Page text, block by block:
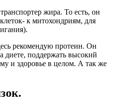
жира. То есть, он
к митохондриям, для
рекомендую протеин. Он
поддержать высокий
и здоровье в целом. А так же